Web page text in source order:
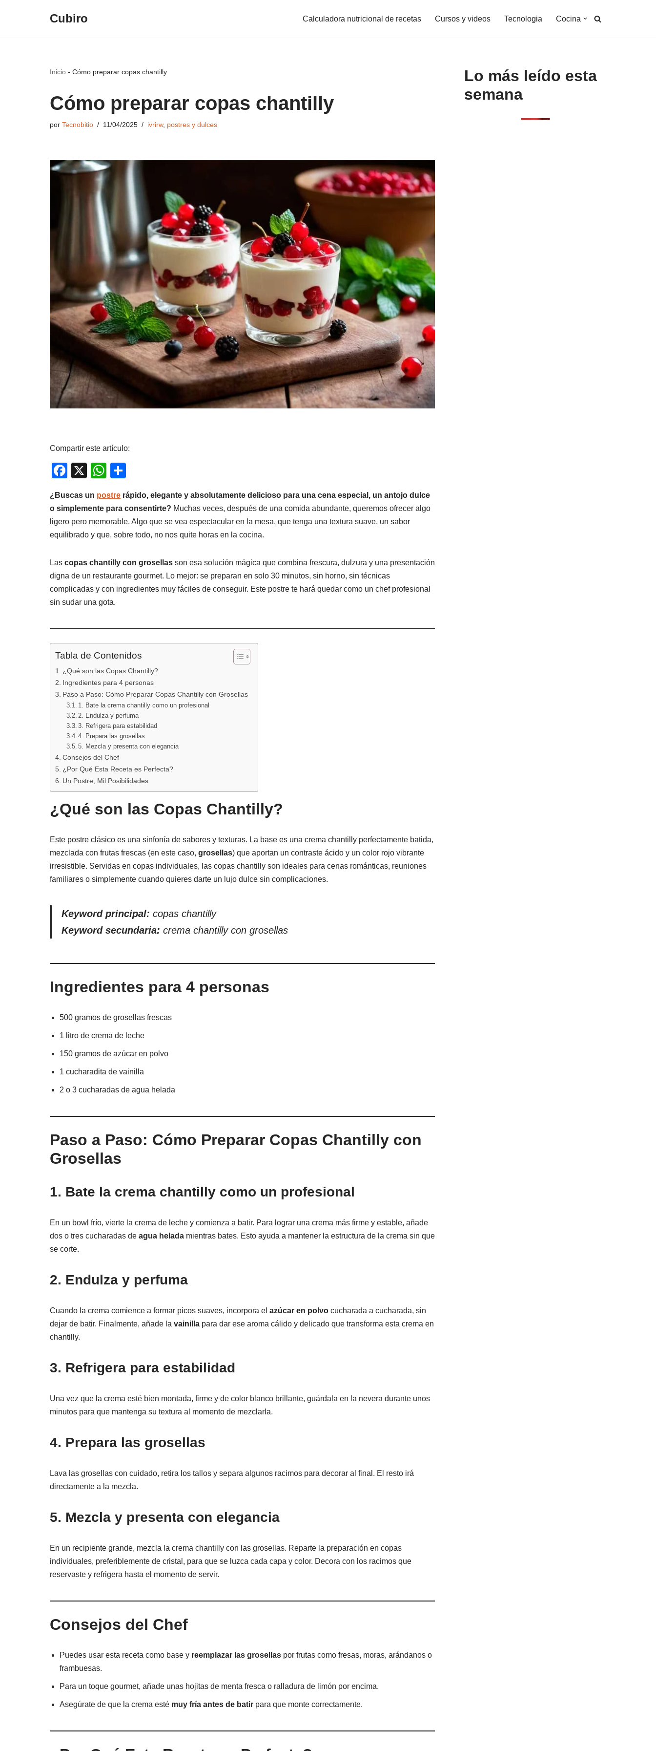
Cubiro Calculadora nutricional de recetas Cursos y videos Tecnologia Cocina
Inicio - Cómo preparar copas chantilly
Cómo preparar copas chantilly
por Tecnobitio 11/04/2025 ivrirw, postres y dulces
Compartir este artículo:
F
c
e
b
o
k
X
W
at
s
A
p
m
p
ar
¿Buscas un postre rápido, elegante y absolutamente delicioso para una cena especial, un antojo dulce
o simplemente para consentirte? Muchas veces, después de una comida abundante, queremos ofrecer algo
ligero pero memorable. Algo que se vea espectacular en la mesa, que tenga una textura suave, un sabor
equilibrado y que, sobre todo, no nos quite horas en la cocina.
Las copas chantilly con grosellas son esa solución mágica que combina frescura, dulzura y una presentación
digna de un restaurante gourmet. Lo mejor: se preparan en solo 30 minutos, sin horno, sin técnicas
complicadas y con ingredientes muy fáciles de conseguir. Este postre te hará quedar como un chef profesional
sin sudar una gota.
Tabla de Contenidos
¿Qué son las Copas Chantilly?
Ingredientes para 4 personas
Paso a Paso: Cómo Preparar Copas Chantilly con Grosellas
1. Bate la crema chantilly como un profesional
2. Endulza y perfuma
3. Refrigera para estabilidad
4. Prepara las grosellas
5. Mezcla y presenta con elegancia
Consejos del Chef
¿Por Qué Esta Receta es Perfecta?
Un Postre, Mil Posibilidades
¿Qué son las Copas Chantilly?
Este postre clásico es una sinfonía de sabores y texturas. La base es una crema chantilly perfectamente batida,
mezclada con frutas frescas (en este caso, grosellas) que aportan un contraste ácido y un color rojo vibrante
irresistible. Servidas en copas individuales, las copas chantilly son ideales para cenas románticas, reuniones
familiares o simplemente cuando quieres darte un lujo dulce sin complicaciones.
Keyword principal: copas chantilly
Keyword secundaria: crema chantilly con grosellas
Ingredientes para 4 personas
500 gramos de grosellas frescas
1 litro de crema de leche
150 gramos de azúcar en polvo
1 cucharadita de vainilla
2 o 3 cucharadas de agua helada
Paso a Paso: Cómo Preparar Copas Chantilly con
Grosellas
1. Bate la crema chantilly como un profesional
En un bowl frío, vierte la crema de leche y comienza a batir. Para lograr una crema más firme y estable, añade
dos o tres cucharadas de agua helada mientras bates. Esto ayuda a mantener la estructura de la crema sin que
se corte.
2. Endulza y perfuma
Cuando la crema comience a formar picos suaves, incorpora el azúcar en polvo cucharada a cucharada, sin
dejar de batir. Finalmente, añade la vainilla para dar ese aroma cálido y delicado que transforma esta crema en
chantilly.
3. Refrigera para estabilidad
Una vez que la crema esté bien montada, firme y de color blanco brillante, guárdala en la nevera durante unos
minutos para que mantenga su textura al momento de mezclarla.
4. Prepara las grosellas
Lava las grosellas con cuidado, retira los tallos y separa algunos racimos para decorar al final. El resto irá
directamente a la mezcla.
5. Mezcla y presenta con elegancia
En un recipiente grande, mezcla la crema chantilly con las grosellas. Reparte la preparación en copas
individuales, preferiblemente de cristal, para que se luzca cada capa y color. Decora con los racimos que
reservaste y refrigera hasta el momento de servir.
Consejos del Chef
Puedes usar esta receta como base y reemplazar las grosellas por frutas como fresas, moras, arándanos o
frambuesas.
Para un toque gourmet, añade unas hojitas de menta fresca o ralladura de limón por encima.
Asegúrate de que la crema esté muy fría antes de batir para que monte correctamente.
Lo más leído esta
semana